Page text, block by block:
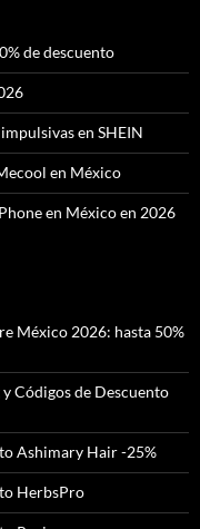
de descuento
en SHEIN
en México
en México en 2026
México 2026: hasta 50%
Códigos de Descuento
Ashimary Hair -25%
HerbsPro